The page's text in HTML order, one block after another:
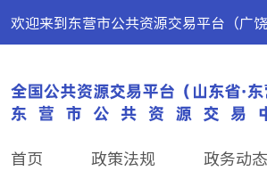
欢迎来到东营市公共资源交易平台（广饶
首页 政策法规 政务动态